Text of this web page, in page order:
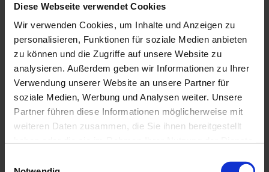
Diese Webseite verwendet Cookies
Wir verwenden Cookies, um Inhalte und Anzeigen zu
personalisieren, Funktionen für soziale Medien anbieten
zu können und die Zugriffe auf unsere Website zu
analysieren. Außerdem geben wir Informationen zu Ihrer
Verwendung unserer Website an unsere Partner für
soziale Medien, Werbung und Analysen weiter. Unsere
Partner führen diese Informationen möglicherweise mit
weiteren Daten zusammen, die Sie ihnen bereitgestellt
MoreBanker.deist eine Seite, auf der Sie
verschiedene Kredite und Kreditanbieter
vergleichen können, um auf eine einfache
Weise den günstigsten Kredit und den
Kreditanbieter zu finden, der am besten zu